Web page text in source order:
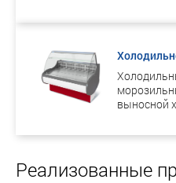
выносной
Реализованные